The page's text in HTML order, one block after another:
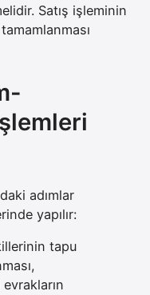
Satış işleminin
adımlar
yapılır:
tapu